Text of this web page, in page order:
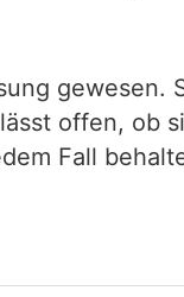
gewesen.
offen, ob
Fall